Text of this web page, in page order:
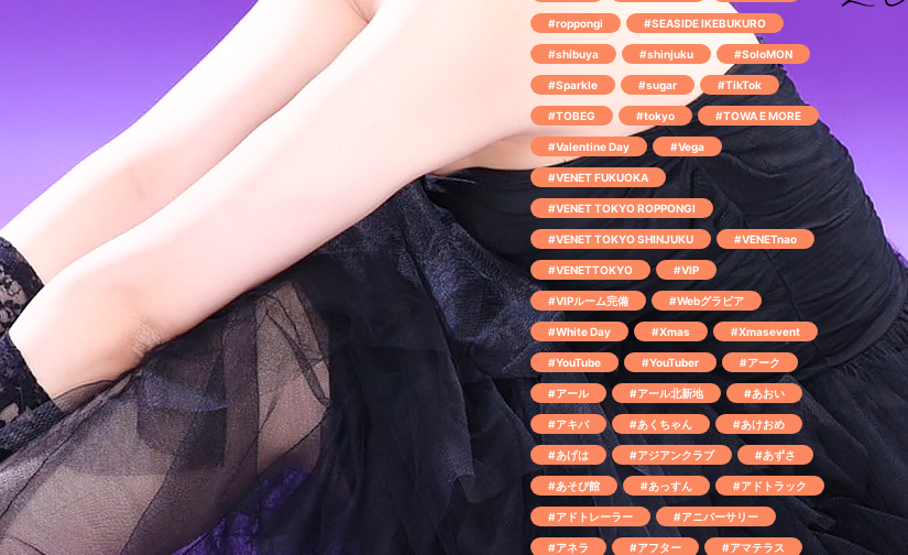
#roppongi #SEASIDE IKEBUKURO
#shibuya #shinjuku #SoloMON
#Sparkle #sugar #TikTok
#TOBEG #tokyo #TOWA E MORE
#Valentine Day #Vega
#VENET FUKUOKA
#VENET TOKYO ROPPONGI
#VENET TOKYO SHINJUKU #VENETnao
#VENETTOKYO #VIP
#VIPルーム完備 #Webグラビア
#White Day #Xmas #Xmasevent
#YouTube #YouTuber #アーク
#アール #アール北新地 #あおい
#アキバ #あくちゃん #あけおめ
#あげは #アジアンクラブ #あずさ
#あそび館 #あっすん #アドトラック
#アドトレーラー #アニバーサリー
#アネラ #アフター #アマテラス